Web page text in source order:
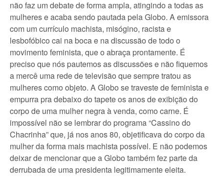
não faz um debate de forma ampla, atingindo a todas as
mulheres e acaba sendo pautada pela Globo. A emissora
com um currículo machista, misógino, racista e
lesbofóbico cai na boca e na discussão de todo o
movimento feminista, que o abraça prontamente. É
preciso que nós pautemos as discussões e não fiquemos
a mercê uma rede de televisão que sempre tratou as
mulheres como objeto. A Globo se traveste de feminista e
empurra pra debaixo do tapete os anos de exibição do
corpo de uma mulher negra à venda, como carne. É
impossível não se lembrar do programa “Cassino do
Chacrinha” que, já nos anos 80, objetificava do corpo da
mulher da forma mais machista possível. E não podemos
deixar de mencionar que a Globo também fez parte da
derrubada de uma presidenta legitimamente eleita.